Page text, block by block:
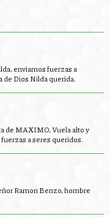
enviamos fuerzas a
de Dios Nilda querida.
de MAXIMO, Vuela alto y
a seres queridos.
Ramon Benzo, hombre